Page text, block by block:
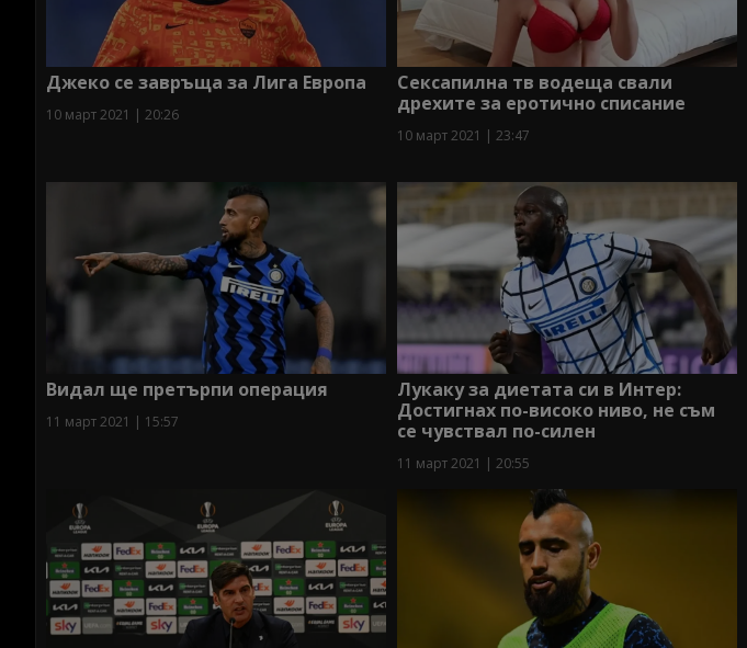
Джеко се завръща за Лига Европа
10 март 2021 | 20:26
Сексапилна тв водеща свали
дрехите за еротично списание
10 март 2021 | 23:47
Видал ще претърпи операция
11 март 2021 | 15:57
Лукаку за диетата си в Интер:
Достигнах по-високо ниво, не съм
се чувствал по-силен
11 март 2021 | 20:55